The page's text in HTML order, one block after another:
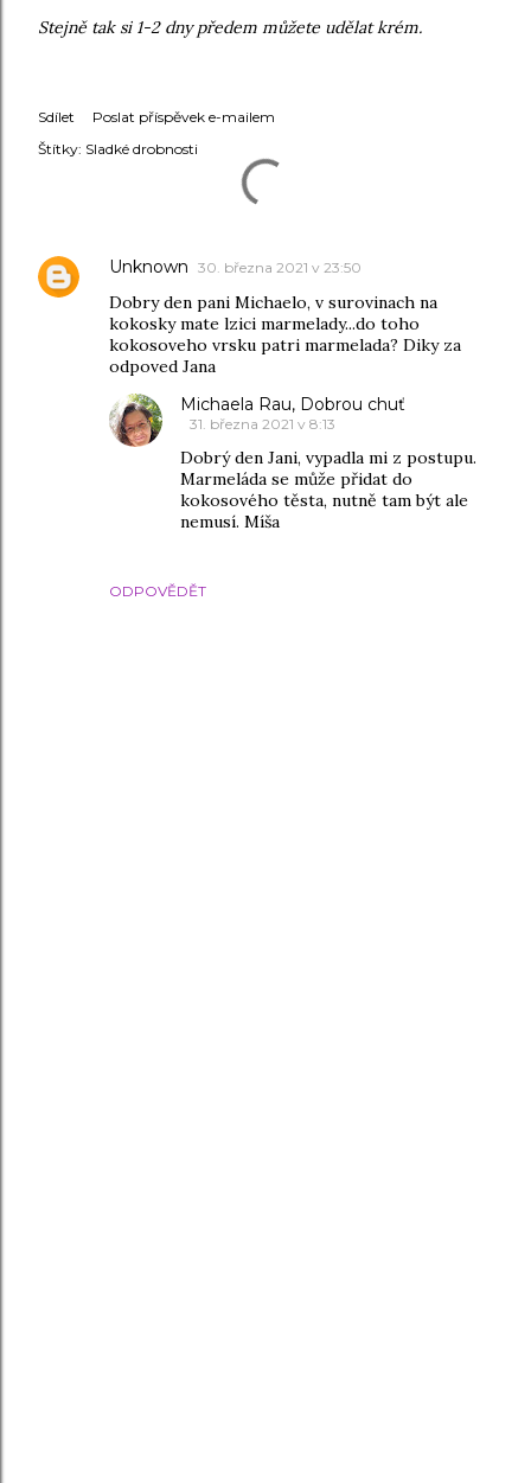
Stejně tak si 1-2 dny předem můžete udělat krém.
Sdílet
Poslat příspěvek e-mailem
Štítky: Sladké drobnosti
Unknown 30. března 2021 v 23:50
Dobry den pani Michaelo, v surovinach na
kokosky mate lzici marmelady...do toho
kokosoveho vrsku patri marmelada? Diky za
odpoved Jana
ODPOVĚDĚT
Michaela Rau, Dobrou chuť
31. března 2021 v 8:13
Dobrý den Jani, vypadla mi z postupu.
Marmeláda se může přidat do
kokosového těsta, nutně tam být ale
nemusí. Míša